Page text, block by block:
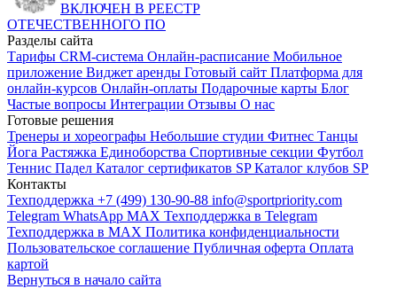
ВКЛЮЧЕН В РЕЕСТР
ОТЕЧЕСТВЕННОГО ПО
Разделы сайта
Тарифы CRM-система Онлайн-расписание Мобильное
приложение Виджет аренды Готовый сайт Платформа для
онлайн-курсов Онлайн-оплаты Подарочные карты Блог
Частые вопросы Интеграции Отзывы О нас
Готовые решения
Тренеры и хореографы Небольшие студии Фитнес Танцы
Йога Растяжка Единоборства Спортивные секции Футбол
Теннис Падел Каталог сертификатов SPКаталог клубов SP
Контакты
Техподдержка +7 (499) 130-90-88 info@sportpriority.com
Telegram WhatsApp MAX Техподдержка в Telegram
Техподдержка в MAX Политика конфиденциальности
Пользовательское соглашение Публичная оферта Оплата
картой
Вернуться в начало сайта